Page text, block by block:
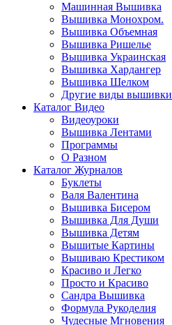
Машинная Вышивка
Вышивка Монохром.
Вышивка Объемная
Вышивка Ришелье
Вышивка Украинская
Вышивка Хардангер
Вышивка Шелком
Другие виды вышивки
Каталог Видео
Видеоуроки
Вышивка Лентами
Программы
О Разном
Каталог Журналов
Буклеты
Валя Валентина
Вышивка Бисером
Вышивка Для Души
Вышивка Детям
Вышитые Картины
Вышиваю Крестиком
Красиво и Легко
Просто и Красиво
Сандра Вышивка
Формула Рукоделия
Чудесные Мгновения